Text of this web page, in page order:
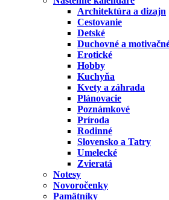
Architektúra a dizajn
Cestovanie
Detské
Duchovné a
Erotické
Hobby
Kuchyňa
Kvety a záhrada
Plánovacie
Poznámkové
Príroda
Rodinné
Slovensko a Tatry
Umelecké
Zvieratá
Notesy
Novoročenky
Pamätníky